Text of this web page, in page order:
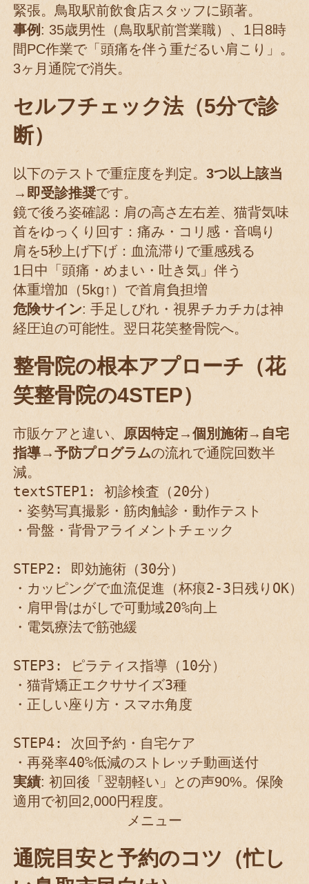
緊張。鳥取駅前飲食店スタッフに顕著。
事例: 35歳男性（鳥取駅前営業職）、1日8時
間PC作業で「頭痛を伴う重だるい肩こり」。
3ヶ月通院で消失。
セルフチェック法（5分で診
断）
以下のテストで重症度を判定。 3つ以上該当
→即受診推奨です。
鏡で後ろ姿確認：肩の高さ左右差、猫背気味
首をゆっくり回す：痛み・コリ感・音鳴り
肩を5秒上げ下げ：血流滞りで重感残る
1日中「頭痛・めまい・吐き気」伴う
体重増加（5kg↑）で首肩負担増
危険サイン: 手足しびれ・視界チカチカは神
経圧迫の可能性。翌日花笑整骨院へ。
整骨院の根本アプローチ（花
笑整骨院の4STEP）
市販ケアと違い、 原因特定→個別施術→自宅
指導→予防プログラムの流れで通院回数半
減。
textSTEP1: 初診検査（20分）
・姿勢写真撮影・筋肉触診・動作テスト
・骨盤・背骨アライメントチェック
STEP2: 即効施術（30分）
・カッピングで血流促進（杯痕2-3日残りOK）
・肩甲骨はがしで可動域20%向上
・電気療法で筋弛緩
STEP3: ピラティス指導（10分）
・猫背矯正エクササイズ3種
・正しい座り方・スマホ角度
STEP4: 次回予約・自宅ケア
・再発率40%低減のストレッチ動画送付
実績: 初回後「翌朝軽い」との声90%。保険
適用で初回2,000円程度。
メニュー
通院目安と予約のコツ（忙し